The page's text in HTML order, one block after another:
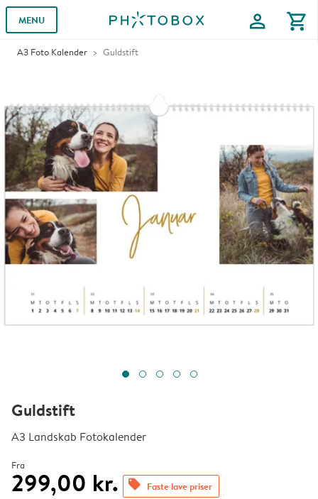
MENU profile shopping_cart
A3 Foto Kalender Guldstift
Guldstift
A3 Landskab Fotokalender
Fra
299,00 kr. offers Faste lave priser